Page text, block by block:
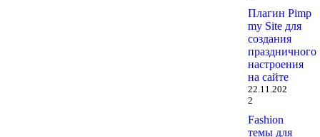
Плагин Pimp
my Site для
создания
праздничного
настроения
на сайте
22.11.202
2
Fashion
темы для